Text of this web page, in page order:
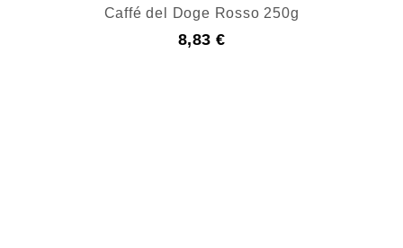
Caffé del Doge Rosso 250g
8,83 €